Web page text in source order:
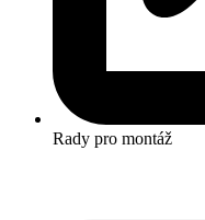
Rady pro montáž